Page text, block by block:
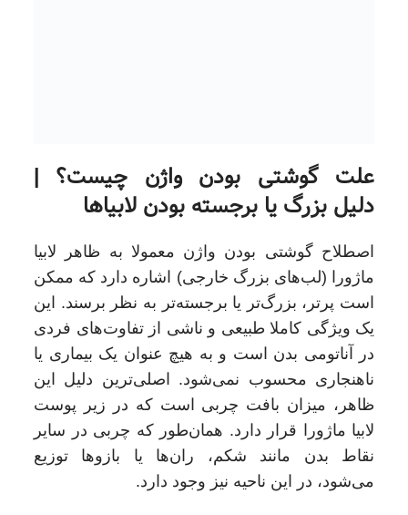
علت گوشتی بودن واژن چیست؟ |
دلیل بزرگ یا برجسته بودن لابیاها
اصطلاح گوشتی بودن واژن معمولا به ظاهر لابیا
ماژورا (لب‌های بزرگ خارجی) اشاره دارد که ممکن
است پرتر، بزرگ‌تر یا برجسته‌تر به نظر برسند. این
یک ویژگی کاملا طبیعی و ناشی از تفاوت‌های فردی
در آناتومی بدن است و به هیچ عنوان یک بیماری یا
ناهنجاری محسوب نمی‌شود. اصلی‌ترین دلیل این
ظاهر، میزان بافت چربی است که در زیر پوست
لابیا ماژورا قرار دارد. همان‌طور که چربی در سایر
نقاط بدن مانند شکم، ران‌ها یا بازوها توزیع
می‌شود، در این ناحیه نیز وجود دارد.